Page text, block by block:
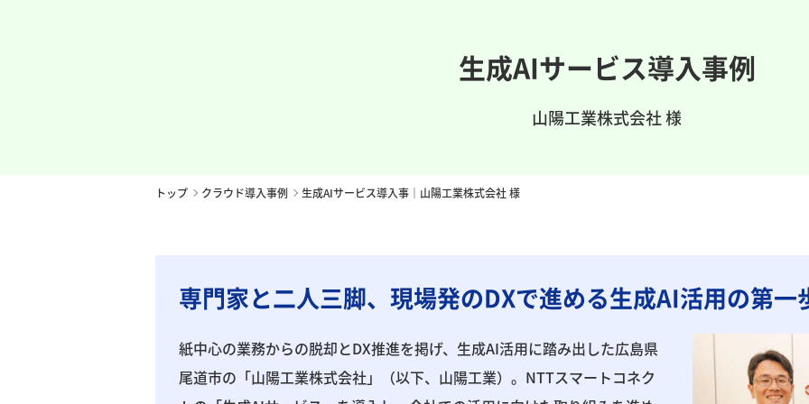
生成AIサービス導入事例
山陽工業株式会社 様
トップ クラウド導⼊事例 生成AIサービス導入事｜山陽工業株式会社 様
専門家と二人三脚、現場発のDXで進める生成AI活用の第一
紙中心の業務からの脱却とDX推進を掲げ、生成AI活用に踏み出した広島県
尾道市の「山陽工業株式会社」（以下、山陽工業）。NTTスマートコネク